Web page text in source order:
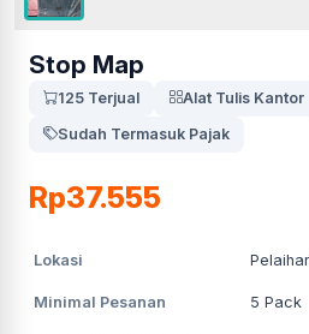
Stop Map
125 Terjual
Alat Tulis Kantor
Sudah Termasuk Pajak
Rp37.555
Lokasi
Minimal Pesanan 5 Pack